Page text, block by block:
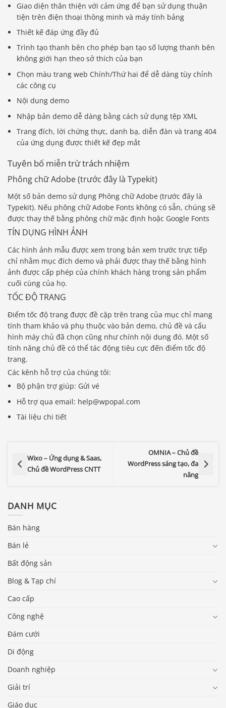
Giao diện thân thiện với cảm ứng để bạn sử dụng thuận
tiện trên điện thoại thông minh và máy tính bảng
Thiết kế đáp ứng đầy đủ
Trình tạo thanh bên cho phép bạn tạo số lượng thanh bên
không giới hạn theo sở thích của bạn
Chọn màu trang web Chính/Thứ hai để dễ dàng tùy chỉnh
các công cụ
Nội dung demo
Nhập bản demo dễ dàng bằng cách sử dụng tệp XML
Trang đích, lời chứng thực, danh bạ, diễn đàn và trang 404
của ứng dụng được thiết kế đẹp mắt
Tuyên bố miễn trừ trách nhiệm
Phông chữ Adobe (trước đây là Typekit)
Một số bản demo sử dụng Phông chữ Adobe (trước đây là
Typekit). Nếu phông chữ Adobe Fonts không có sẵn, chúng sẽ
được thay thế bằng phông chữ mặc định hoặc Google Fonts
TÍN DỤNG HÌNH ẢNH
Các hình ảnh mẫu được xem trong bản xem trước trực tiếp
chỉ nhằm mục đích demo và phải được thay thế bằng hình
ảnh được cấp phép của chính khách hàng trong sản phẩm
cuối cùng của họ.
TỐC ĐỘ TRANG
Điểm tốc độ trang được đề cập trên trang của mục chỉ mang
tính tham khảo và phụ thuộc vào bản demo, chủ đề và cấu
hình máy chủ đã chọn cũng như chính nội dung đó. Một số
tính năng chủ đề có thể tác động tiêu cực đến điểm tốc độ
trang.
Các kênh hỗ trợ của chúng tôi:
Bộ phận trợ giúp: Gửi vé
Hỗ trợ qua email: help@wpopal.com
Tài liệu chi tiết
Wixo – Ứng dụng & Saas,
Chủ đề WordPress CNTT
OMNIA – Chủ đề
WordPress sáng tạo, đa
năng
DANH MỤC
Bán hàng
Bán lẻ
Bất động sản
Blog & Tạp chí
Cao cấp
Công nghệ
Đám cưới
Di động
Doanh nghiệp
Giải trí
Giáo dục